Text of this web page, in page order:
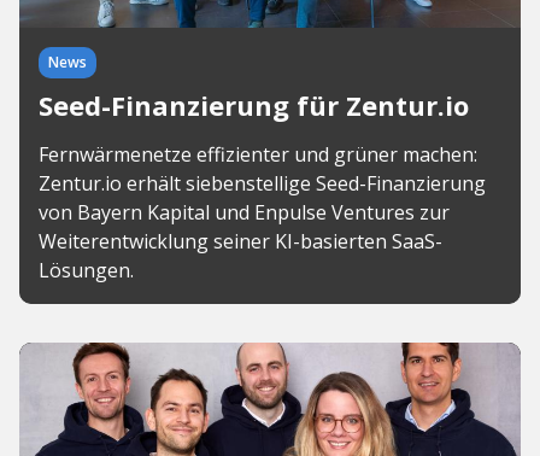
News
Seed-Finanzierung für Zentur.io
Fernwärmenetze effizienter und grüner machen:
Zentur.io erhält siebenstellige Seed-Finanzierung
von Bayern Kapital und Enpulse Ventures zur
Weiterentwicklung seiner KI-basierten SaaS-
Lösungen.